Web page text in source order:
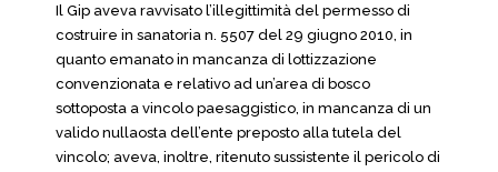
Il Gip aveva ravvisato l’illegittimità del permesso di
costruire in sanatoria n. 5507 del 29 giugno 2010, in
quanto emanato in mancanza di lottizzazione
convenzionata e relativo ad un’area di bosco
sottoposta a vincolo paesaggistico, in mancanza di un
valido nullaosta dell’ente preposto alla tutela del
vincolo; aveva, inoltre, ritenuto sussistente il pericolo di